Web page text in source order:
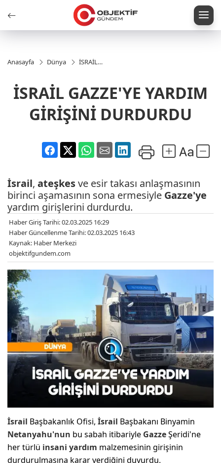
Anasayfa Dünya
İSRAİL
GİRİŞİNİ
DURDURDU
İSRAİL GAZZE'YE YARDIM
GİRİŞİNİ DURDURDU
İsrail, ateşkesve esir takası anlaşmasının
birinci aşamasının sona ermesiyle Gazze'ye
yardım girişlerini durdurdu.
Haber Giriş Tarihi: 02.03.2025 16:29
Haber Güncellenme Tarihi: 02.03.2025 16:43
Kaynak: Haber Merkezi
objektifgundem.com
İsrail Başbakanlık Ofisi, İsrail Başbakanı Binyamin
Netanyahu'nun bu sabah itibariyle GazzeŞeridi'ne
her türlü insani yardım malzemesinin girişinin
durdurulmasına karar verdiğini duyurdu.